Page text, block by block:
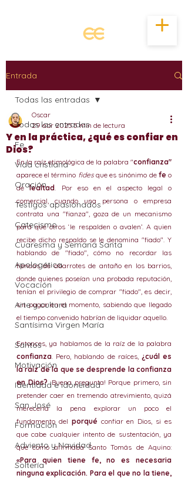
Entrada
Todas las entradas
Fe
Vida cristiana
Oración
Testigos apasionados
Catecismo
Cuaresma y Semana Santa
Apologética
Vocación
Arte y cultura
Santísima Virgen María
Santos
Motivación
Identidad e idoneidad
San José
Formación
Adviento y Navidad
Soltería
Todas las entradas
Y en la práctica, ¿qué es confiar en
Dios?
Oscar
29 abr 20255 min de lectura
En la raíz etimológica de la palabra "confianza"
aparece el término fides que es sinónimo de fe o
de lealtad. Por eso en el aspecto legal o
comercial, cuando una persona o empresa
contrata una "fianza", goza de un mecanismo
para que otros ‘le respalden o avalen’. A quien
recibe dicho respaldo se le denomina "fiado". Y
hablando de "fiado", cómo no recordar las
tiendas de abarrotes de antaño en los barrios,
donde quienes poseían una probada reputación,
tenían el privilegio de comprar "fiado", es decir,
sin pagar en el momento, sabiendo que llegado
el tiempo convenido habrían de liquidar aquello.
confianza. Pero, hablando de raíces, ¿cuál es
la raíz de la que se desprende la confianza
en Dios? ¡Buena pregunta! Porque primero, sin
pretender caer en tremendo atrevimiento, quizá
merecería la pena explorar un poco el
fundamento del porqué confiar en Dios, si es
que cabe cualquier intento de sustentación, ya
«Para quien tiene fe, no es necesaria
ninguna explicación. Para el que no la tiene,